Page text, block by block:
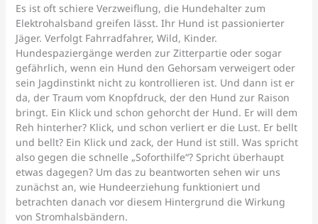
Es ist oft schiere Verzweiflung, die Hundehalter zum
Elektrohalsband greifen lässt. Ihr Hund ist passionierter
Jäger. Verfolgt Fahrradfahrer, Wild, Kinder.
Hundespaziergänge werden zur Zitterpartie oder sogar
gefährlich, wenn ein Hund den Gehorsam verweigert oder
sein Jagdinstinkt nicht zu kontrollieren ist. Und dann ist er
da, der Traum vom Knopfdruck, der den Hund zur Raison
bringt. Ein Klick und schon gehorcht der Hund. Er will dem
Reh hinterher? Klick, und schon verliert er die Lust. Er bellt
und bellt? Ein Klick und zack, der Hund ist still. Was spricht
also gegen die schnelle „Soforthilfe“? Spricht überhaupt
etwas dagegen? Um das zu beantworten sehen wir uns
zunächst an, wie Hundeerziehung funktioniert und
betrachten danach vor diesem Hintergrund die Wirkung
von Stromhalsbändern.